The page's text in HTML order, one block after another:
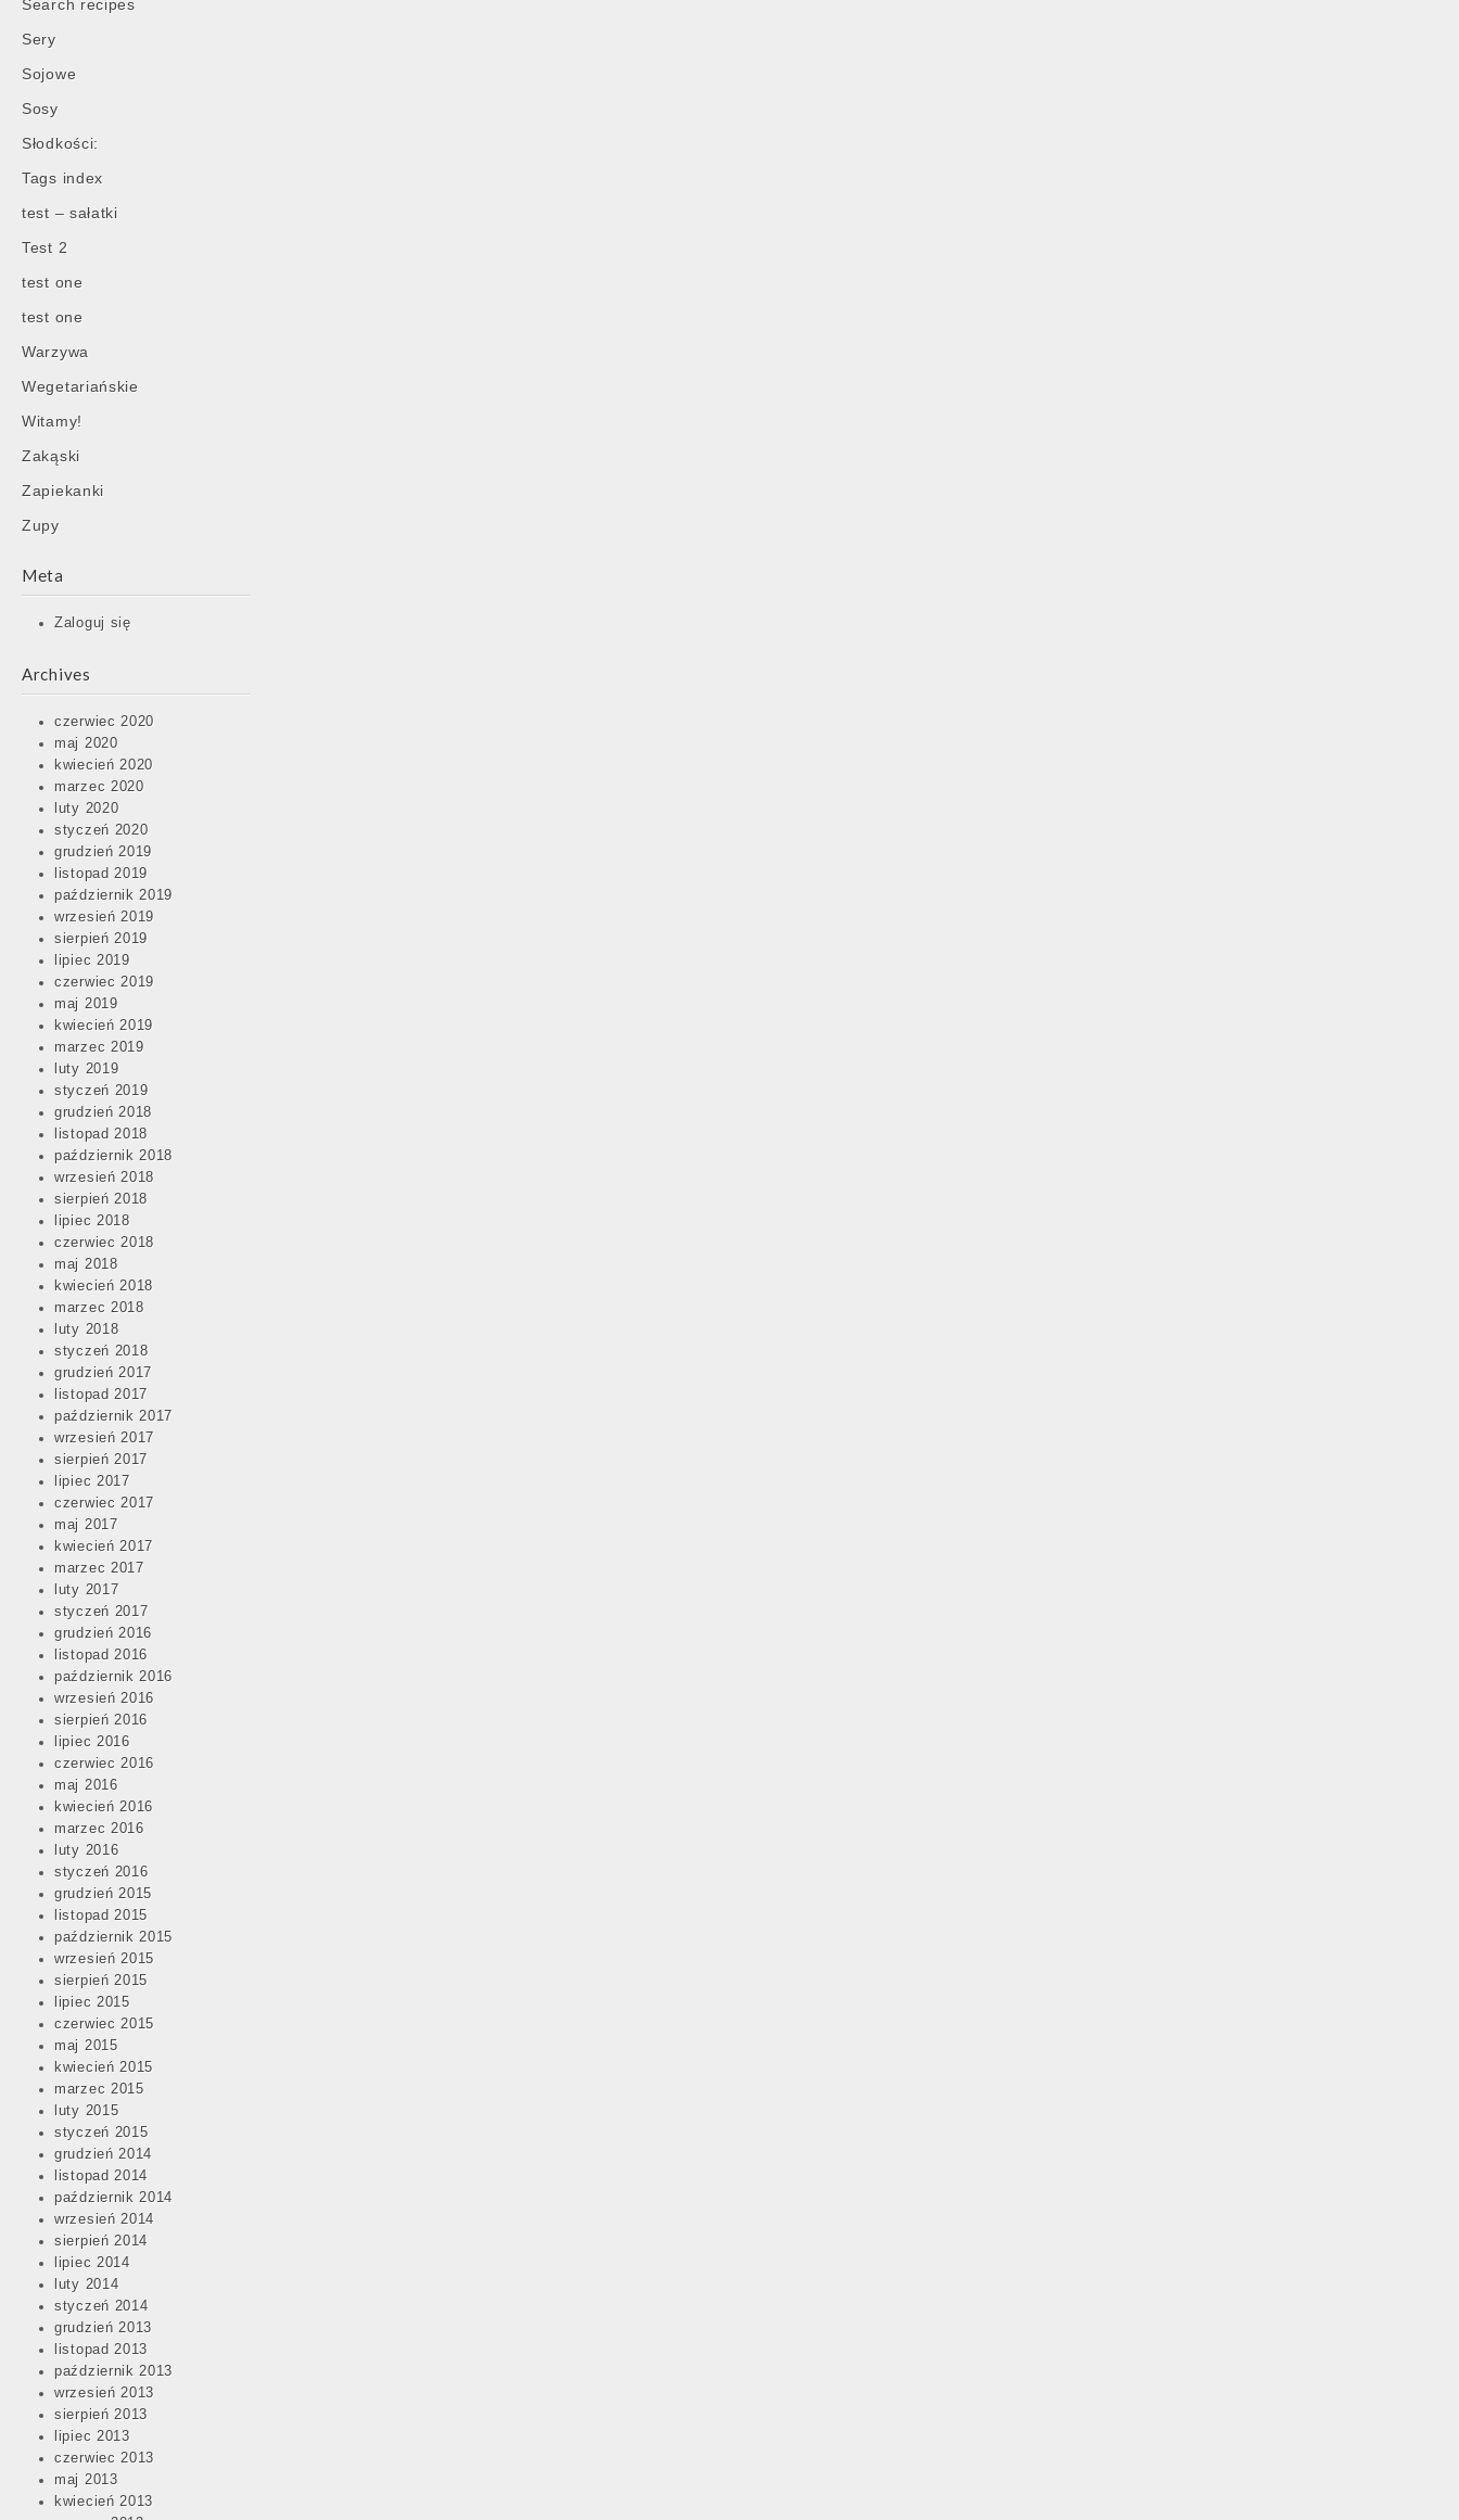
Search recipes
Sery
Sojowe
Sosy
Słodkości:
Tags index
test – sałatki
Test 2
test one
test one
Warzywa
Wegetariańskie
Witamy!
Zakąski
Zapiekanki
Zupy
Meta
Zaloguj się
Archives
czerwiec 2020
maj 2020
kwiecień 2020
marzec 2020
luty 2020
styczeń 2020
grudzień 2019
listopad 2019
październik 2019
wrzesień 2019
sierpień 2019
lipiec 2019
czerwiec 2019
maj 2019
kwiecień 2019
marzec 2019
luty 2019
styczeń 2019
grudzień 2018
listopad 2018
październik 2018
wrzesień 2018
sierpień 2018
lipiec 2018
czerwiec 2018
maj 2018
kwiecień 2018
marzec 2018
luty 2018
styczeń 2018
grudzień 2017
listopad 2017
październik 2017
wrzesień 2017
sierpień 2017
lipiec 2017
czerwiec 2017
maj 2017
kwiecień 2017
marzec 2017
luty 2017
styczeń 2017
grudzień 2016
listopad 2016
październik 2016
wrzesień 2016
sierpień 2016
lipiec 2016
czerwiec 2016
maj 2016
kwiecień 2016
marzec 2016
luty 2016
styczeń 2016
grudzień 2015
listopad 2015
październik 2015
wrzesień 2015
sierpień 2015
lipiec 2015
czerwiec 2015
maj 2015
kwiecień 2015
marzec 2015
luty 2015
styczeń 2015
grudzień 2014
listopad 2014
październik 2014
wrzesień 2014
sierpień 2014
lipiec 2014
luty 2014
styczeń 2014
grudzień 2013
listopad 2013
październik 2013
wrzesień 2013
sierpień 2013
lipiec 2013
czerwiec 2013
maj 2013
kwiecień 2013